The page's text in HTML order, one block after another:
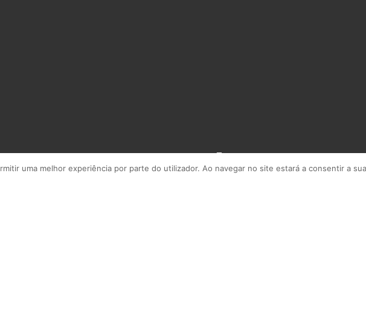
uma melhor experiência por parte do utilizador. Ao navegar no site estará a consentir a